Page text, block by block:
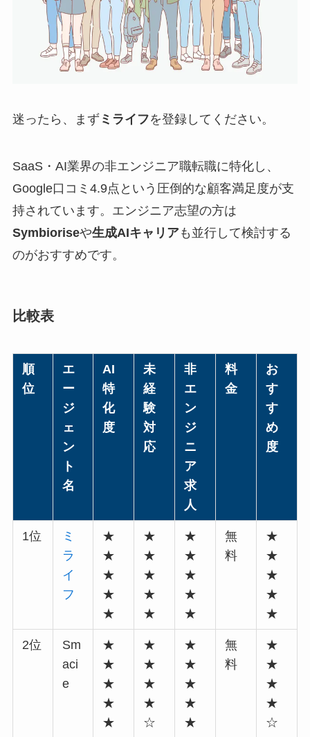
迷ったら、まず ミライフを登録してください。
SaaS・AI業界の非エンジニア職転職に特化し、
Google口コミ4.9点という圧倒的な顧客満足度が支
持されています。エンジニア志望の方は
Symbioriseや生成AIキャリアも並行して検討する
のがおすすめです。
比較表
順
位
エ
ー
ジ
ェ
ン
ト
名
AI
特
化
度
未
経
験
対
応
非
エ
ン
ジ
ニ
ア
求
人
料
金
お
す
す
め
度
1位
ミ
ラ
イ
フ
★
★
★
★
★
★
★
★
★
★
★
★
★
★
★
無
料
★
★
★
★
★
2位
Sm
aci
e
★
★
★
★
★
★
★
★
★
☆
★
★
★
★
★
無
料
★
★
★
★
☆